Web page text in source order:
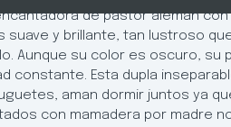
de pastor alemán
suave y brillante, tan lustroso
Aunque su color es oscuro, su
constante. Esta dupla
aman dormir juntos ya
con mamadera por madre